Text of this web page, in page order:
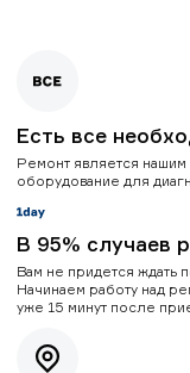
Есть все
Ремонт является
оборудование для
В 95% случаев
Вам не придется ждать
Начинаем работу над
уже 15 минут после